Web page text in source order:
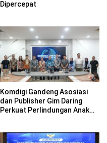
Dipercepat
Komdigi Gandeng Asosiasi
dan Publisher Gim Daring
Perkuat Perlindungan Anak